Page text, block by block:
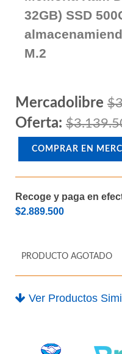
Memoria Ram
32GB) SSD
Mercadolibre
Oferta:
COMPRAR EN
Recoge y paga en